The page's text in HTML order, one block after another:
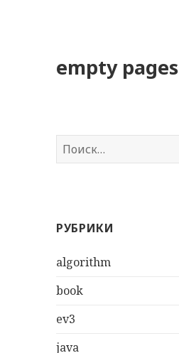
empty pages
Н
а
:РУБРИКИ
algorithm
book
ev3
java